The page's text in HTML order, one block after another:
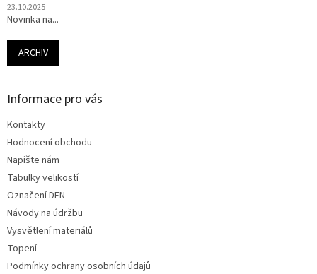
23.10.2025
Novinka na...
ARCHIV
Informace pro vás
Kontakty
Hodnocení obchodu
Napište nám
Tabulky velikostí
Označení DEN
Návody na údržbu
Vysvětlení materiálů
Topení
Podmínky ochrany osobních údajů